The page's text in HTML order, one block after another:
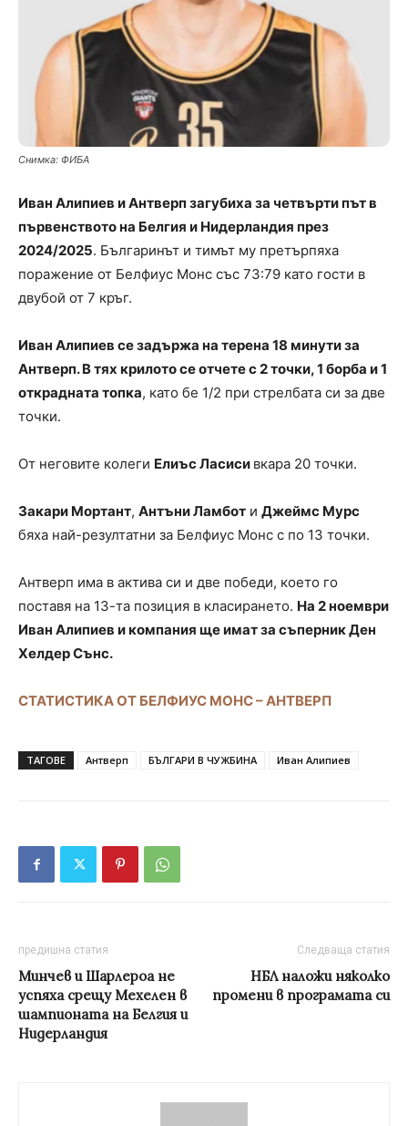
Снимка: ФИБА
Иван Алипиев и Антверп загубиха за четвърти път в
първенството на Белгия и Нидерландия през
2024/2025. Българинът и тимът му претърпяха
поражение от Белфиус Монс със 73:79 като гости в
двубой от 7 кръг.
Иван Алипиев се задържа на терена 18 минути за
Антверп. В тях крилото се отчете с 2 точки, 1 борба и 1
открадната топка, като бе 1/2 при стрелбата си за две
точки.
От неговите колеги Елиъс Ласиси вкара 20 точки.
Закари Мортант, Антъни Ламбот и Джеймс Мурс
бяха най-резултатни за Белфиус Монс с по 13 точки.
Антверп има в актива си и две победи, което го
поставя на 13-та позиция в класирането. На 2 ноември
Иван Алипиев и компания ще имат за съперник Ден
Хелдер Сънс.
СТАТИСТИКА ОТ БЕЛФИУС МОНС – АНТВЕРП
ТАГОВЕ Антверп БЪЛГАРИ В ЧУЖБИНА Иван Алипиев
предишна статия
Минчев и Шарлероа не
успяха срещу Мехелен в
шампионата на Белгия и
Нидерландия
Следваща статия
НБЛ наложи няколко
промени в програмата си